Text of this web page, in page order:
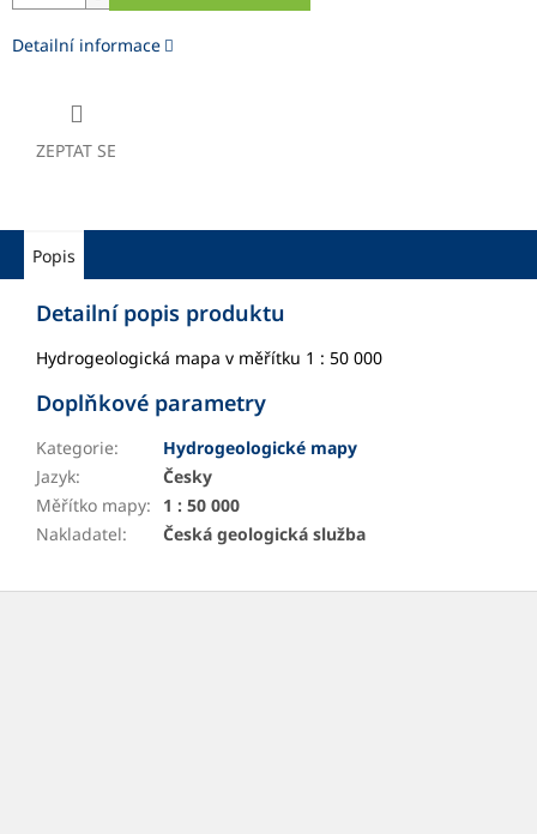
Detailní informace
ZEPTAT SE
Popis
Detailní popis produktu
Hydrogeologická mapa v měřítku 1 : 50 000
Doplňkové parametry
Kategorie:
Hydrogeologické mapy
Jazyk:
Česky
Měřítko mapy:
1 : 50 000
Nakladatel: Česká geologická služba
Z